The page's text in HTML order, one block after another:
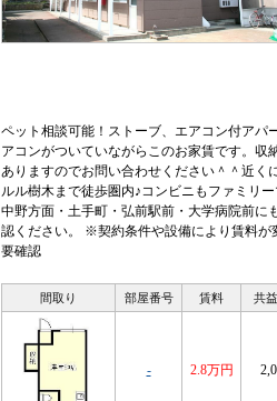
ペット相談可能！ストーブ、エアコン付アパ
アコンがついていながらこのお家賃です。
ありますのでお問い合わせください＾＾近く
ルル樹木まで徒歩圏内♪コンビニもファミリ
中野方面・土手町・弘前駅前・大学病院前に
認ください。 ※契約条件や設備により賃料
要確認
間取り 部屋番号 賃料 共
- 2.8万円